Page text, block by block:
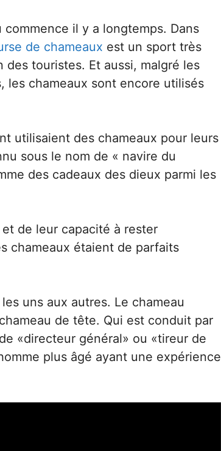
commence il y a longtemps. Dans
de chameaux est un sport très
des touristes. Et aussi, malgré les
les chameaux sont encore utilisés
utilisaient des chameaux pour leurs
sous le nom de « navire du
des cadeaux des dieux parmi les
et de leur capacité à rester
chameaux étaient de parfaits
uns aux autres. Le chameau
de tête. Qui est conduit par
«directeur général» ou «tireur de
plus âgé ayant une expérience